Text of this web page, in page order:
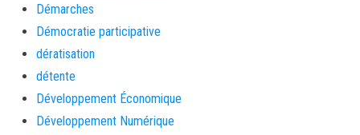
Démarches
Démocratie participative
dératisation
détente
Développement Économique
Développement Numérique